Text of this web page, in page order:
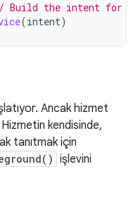
Build the intent for
(intent)
Ancak hizmet
kendisinde,
tanıtmak için
işlevini